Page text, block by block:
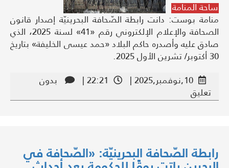
ساحة المنامة
منامة بوست: دانت رابطة الصّحافة البحرينيّة إصدار قانون
الصحافة والإعلام الإلكتروني رقم «41» لسنة 2025، الذي
صادق عليه وأصدره حاكم البلاد «حمد عيسى الخليفة» بتاريخ
30 أكتوبر/ تشرين الأول 2025.
10,نوفمبر,2025 |
22:21 |
بدون
تعليق
رابطة الصّحافة البحرينيّة: «الصّحافة في